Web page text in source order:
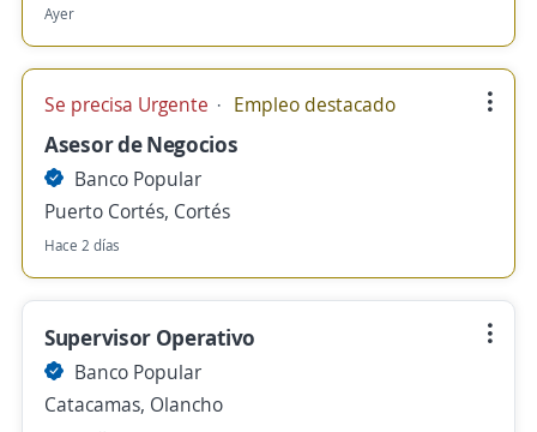
Ayer
Se precisa Urgente Empleo destacado
Asesor de Negocios
Banco Popular
Puerto Cortés, Cortés
Hace 2 días
Supervisor Operativo
Banco Popular
Catacamas, Olancho